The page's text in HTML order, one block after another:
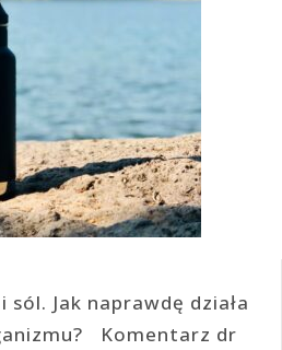
Jak naprawdę działa
Komentarz dr